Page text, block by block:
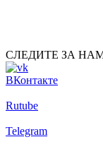
СЛЕДИТЕ ЗА
ВКонтакте
Rutube
Telegram